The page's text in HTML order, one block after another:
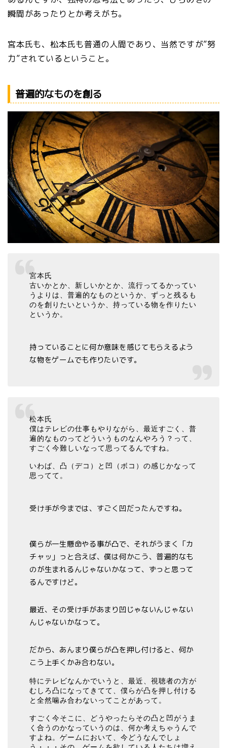
瞬間があったりとか考えがち。
宮本氏も、松本氏も普通の人間であり、当然ですが”努
力”されているということ。
普遍的なものを創る
宮本氏
古いかとか、新しいかとか、流行ってるかってい
うよりは、普遍的なものというか、ずっと残るも
のを創りたいというか、持っている物を作りたい
というか。
持っていることに何か意味を感じてもらえるよう
な物をゲームでも作りたいです。
松本氏
僕はテレビの仕事もやりながら、最近すごく、普
遍的なものってどういうものなんやろう？って、
すごく今難しいなって思ってるんですね。
いわば、凸（デコ）と凹（ボコ）の感じかなって
思ってて。
受け手が今までは、すごく凹だったんですね。
僕らが一生懸命やる事が凸で、それがうまく「カ
チャッ」っと合えば、僕は何かこう、普遍的なも
のが生まれるんじゃないかなって、ずっと思って
るんですけど。
最近、その受け手があまり凹じゃないんじゃない
んじゃないかなって。
だから、あんまり僕らが凸を押し付けると、何か
こう上手くかみ合わない。
特にテレビなんかでいうと、最近、視聴者の方が
むしろ凸になってきてて、僕らが凸を押し付ける
と全然噛み合わないってことがあって。
すごく今そこに、どうやったらその凸と凹がうま
く合うのかなっていうのは、何か考えちゃうんで
すよね。ゲームにおいて、今どうなんでしょ